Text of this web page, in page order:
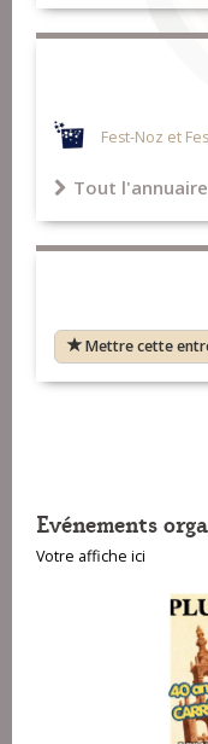
Fest-Noz et
Tout l'annuaire
Mettre cette
Evénements
Votre affiche ici